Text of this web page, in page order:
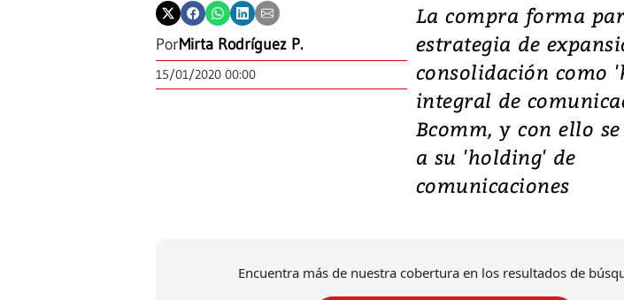
PorMirta Rodríguez P.
15/01/2020 00:00
La compra forma
estrategia de
consolidación como
integral de
Bcomm, y con ello
a su 'holding' de
comunicaciones
Encuentra más de nuestra cobertura en los resultados de
Video: Lula
candidatura
promesas de
en defensa,
tierras raras